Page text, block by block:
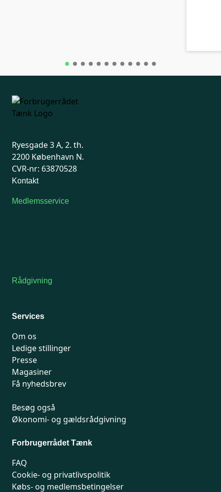
Ryesgade 3 A, 2. th.
2200 København N.
CVR-nr: 63870528
Kontakt
Medlemsservice
Rådgivning
Services
Om os
Ledige stillinger
Presse
Magasiner
Få nyhedsbrev
Besøg også
Økonomi- og gældsrådgivning
Forbrugerrådet Tænk
FAQ
Cookie- og privatlivspolitik
Købs- og medlemsbetingelser